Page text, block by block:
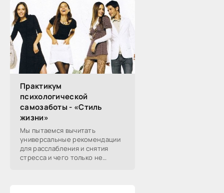
заставившая весь мир спорить
об античности экранизации
Практикум
психологической
самозаботы - «Стиль
жизни»
Мы пытаемся вычитать
универсальные рекомендации
для расслабления и снятия
стресса и чего только не